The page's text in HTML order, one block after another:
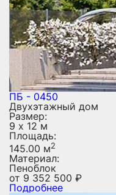
ПБ - 0450
Двухэтажный дом
Размер:
9 х 12 м
Площадь:
145.00 м2
Материал:
Пеноблок
от 9 352 500 ₽
Подробнее